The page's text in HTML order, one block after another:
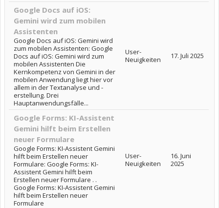
Google Docs auf iOS:
Gemini wird zum mobilen
Assistenten
Google Docs auf iOS: Gemini wird
zum mobilen Assistenten: Google
Docs auf iOS: Gemini wird zum
mobilen Assistenten Die
Kernkompetenz von Gemini in der
mobilen Anwendung liegt hier vor
allem in der Textanalyse und -
erstellung. Drei
Hauptanwendungsfälle...
User-
Neuigkeiten
17. Juli 2025
Google Forms: KI-Assistent
Gemini hilft beim Erstellen
neuer Formulare
Google Forms: KI-Assistent Gemini
hilft beim Erstellen neuer
Formulare: Google Forms: KI-
Assistent Gemini hilft beim
Erstellen neuer Formulare . .
Google Forms: KI-Assistent Gemini
hilft beim Erstellen neuer
Formulare
User-
Neuigkeiten
16. Juni
2025